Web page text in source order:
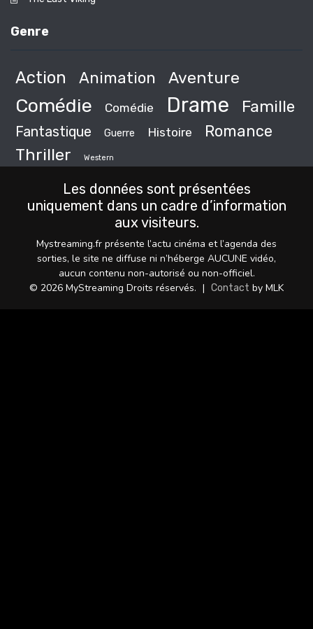
Genre
Action Animation Aventure
Comédie Comédie Drame Famille
Fantastique Guerre Histoire Romance
Thriller Western
Les données sont présentées
uniquement dans un cadre d’information
aux visiteurs.
Mystreaming.fr présente l’actu cinéma et l’agenda des
sorties, le site ne diffuse ni n’héberge AUCUNE vidéo,
aucun contenu non-autorisé ou non-officiel.
© 2026 MyStreaming Droits réservés. | Contact by MLK